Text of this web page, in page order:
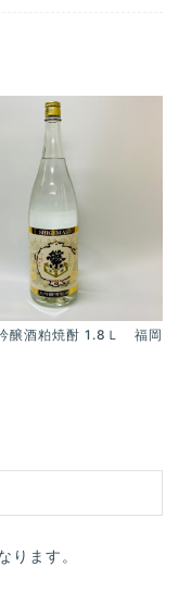
醸酒粕焼酎 1.8Ｌ 福岡
ます。